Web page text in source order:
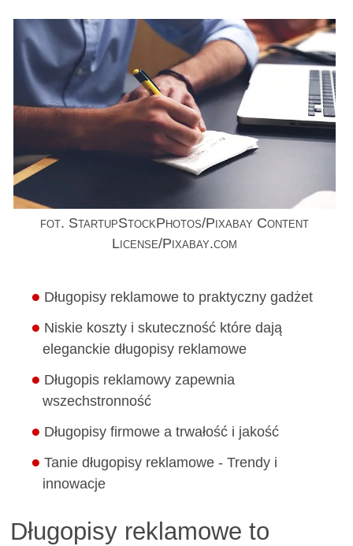
fot. StartupStockPhotos/Pixabay Content
License/Pixabay.com
Długopisy reklamowe to praktyczny gadżet
Niskie koszty i skuteczność które dają
eleganckie długopisy reklamowe
Długopis reklamowy zapewnia
wszechstronność
Długopisy firmowe a trwałość i jakość
Tanie długopisy reklamowe - Trendy i
innowacje
Długopisy reklamowe to